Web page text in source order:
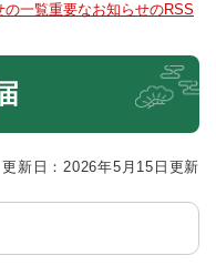
の一覧重要なお知らせのRSS
更新日：2026年5月15日更新